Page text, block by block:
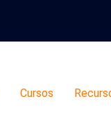
Cursos